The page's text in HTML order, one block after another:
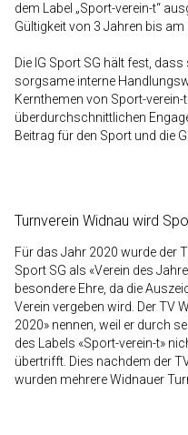
dem Label „Sport-verein-t“
Gültigkeit von 3 Jahren bis am
Die IG Sport SG hält fest,
sorgsame interne
Kernthemen von Sport-
überdurchschnittlichen
Beitrag für den Sport und die
Turnverein Widnau wird
Für das Jahr 2020 wurde der
Sport SG als «Verein des
besondere Ehre, da die
Verein vergeben wird. Der TV
2020» nennen, weil er durch
des Labels «Sport-verein-t»
übertrifft. Dies nachdem der
wurden mehrere Widnauer